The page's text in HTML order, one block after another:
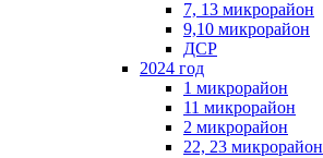
7, 13 микрорайон
9,10 микрорайон
ДСР
2024 год
1 микрорайон
11 микрорайон
2 микрорайон
22, 23 микрорайон